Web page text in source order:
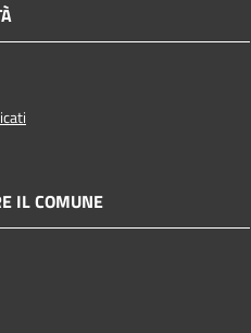
IL COMUNE